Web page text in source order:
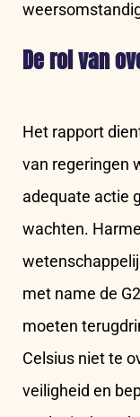
De rol van
Het rapport
van regeringen
adequate actie
wachten.
met name de
moeten
Celsius niet te
veiligheid en